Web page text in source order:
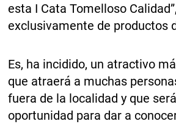
esta I Cata Tomelloso
exclusivamente de productos
Es, ha incidido, un atractivo
que atraerá a muchas
fuera de la localidad y que
oportunidad para dar a